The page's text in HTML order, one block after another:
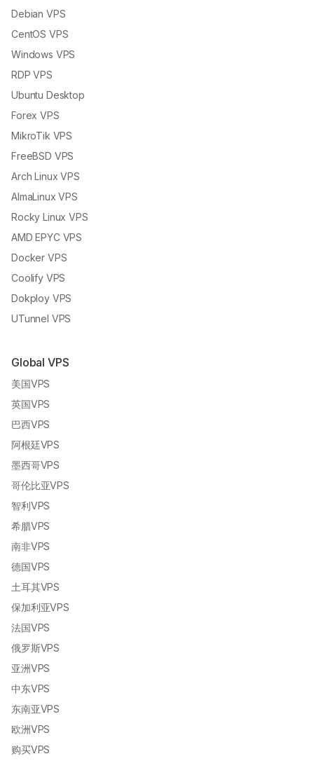
Debian VPS
CentOS VPS
Windows VPS
RDP VPS
Ubuntu Desktop
Forex VPS
MikroTik VPS
FreeBSD VPS
Arch Linux VPS
AlmaLinux VPS
Rocky Linux VPS
AMD EPYC VPS
Docker VPS
Coolify VPS
Dokploy VPS
UTunnel VPS
Global VPS
美国VPS
英国VPS
巴西VPS
阿根廷VPS
墨西哥VPS
哥伦比亚VPS
智利VPS
希腊VPS
南非VPS
德国VPS
土耳其VPS
保加利亚VPS
法国VPS
俄罗斯VPS
亚洲VPS
中东VPS
东南亚VPS
欧洲VPS
购买VPS